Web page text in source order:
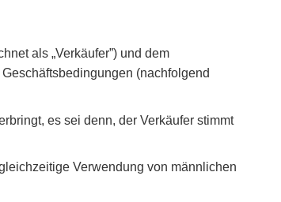
als „Verkäufer”) und dem
(nachfolgend
es sei denn, der Verkäufer stimmt
Verwendung von männlichen